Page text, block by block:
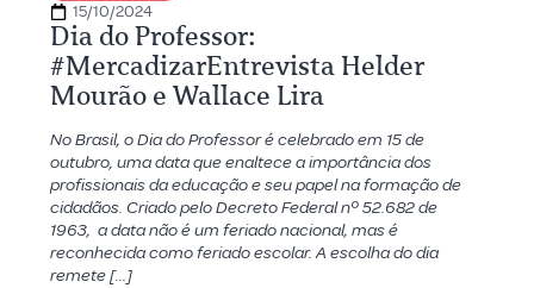
15/10/2024
Dia do Professor:
#MercadizarEntrevista Helder
Mourão e Wallace Lira
No Brasil, o Dia do Professor é celebrado em 15 de
outubro, uma data que enaltece a importância dos
profissionais da educação e seu papel na formação de
cidadãos. Criado pelo Decreto Federal nº 52.682 de
1963, a data não é um feriado nacional, mas é
reconhecida como feriado escolar. A escolha do dia
remete […]